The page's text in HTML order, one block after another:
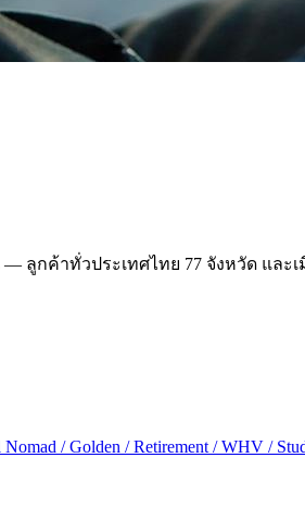
กค้าทั่วประเทศไทย 77 จังหวัด และ
/ Golden / Retirement / WHV /